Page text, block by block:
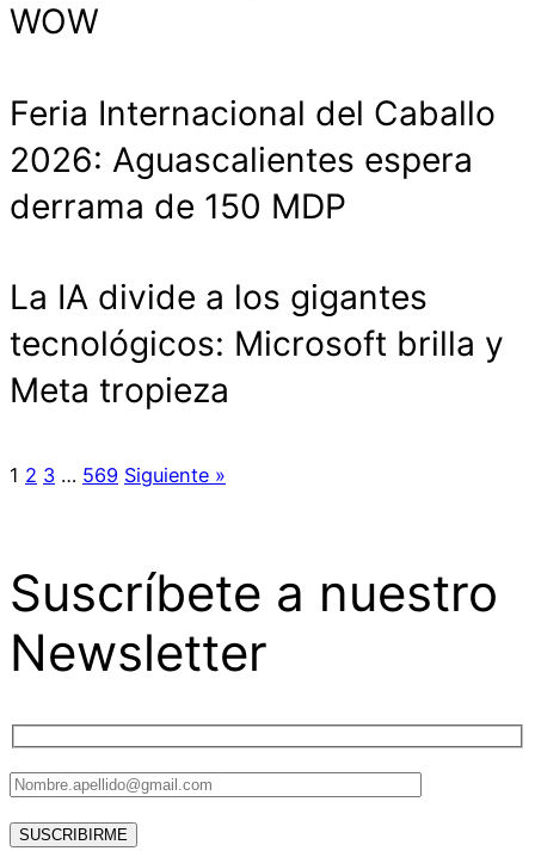
WOW
Feria Internacional del Caballo
2026: Aguascalientes espera
derrama de 150 MDP
La IA divide a los gigantes
tecnológicos: Microsoft brilla y
Meta tropieza
1 2 3 … 569 Siguiente »
Suscríbete a nuestro
Newsletter